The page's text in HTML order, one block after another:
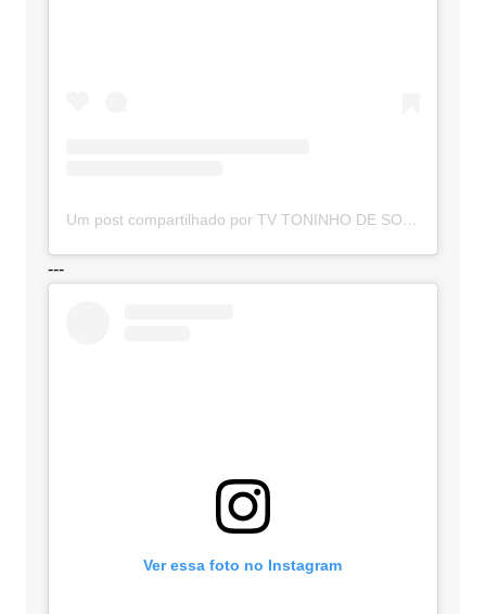
Um post compartilhado por TV TONINHO DE SOUZA (@toninhodesouzamt)
---
Ver essa foto no Instagram